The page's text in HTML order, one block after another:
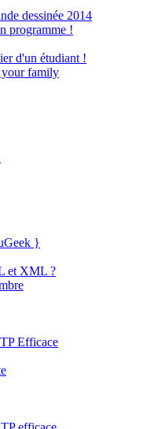
dessinée 2014
programme !
d'un étudiant !
family
}
et XML ?
Efficace